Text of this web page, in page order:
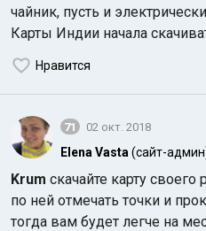
чайник, пусть и
Карты Индии начала
Нравится
71 02 окт. 2018
Elena Vasta (сайт-
Krum скачайте карту своего
по ней отмечать точки и
тогда вам будет легче на